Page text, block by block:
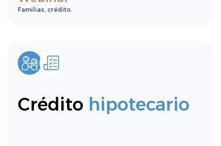
Familias, crédito.
Crédito hipotecario